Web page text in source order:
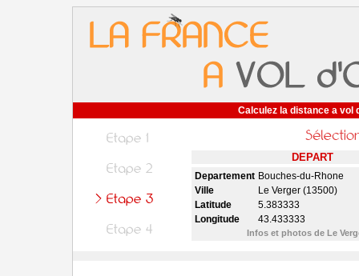
Calculez la distance a vol
DEPART
Departement Bouches-du-Rhone
Ville
Le Verger (13500)
Latitude
5.383333
Longitude
43.433333
Infos et photos de Le